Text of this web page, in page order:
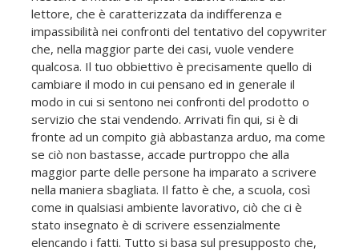
lettore, che è caratterizzata da indifferenza e
impassibilità nei confronti del tentativo del copywriter
che, nella maggior parte dei casi, vuole vendere
qualcosa. Il tuo obbiettivo è precisamente quello di
cambiare il modo in cui pensano ed in generale il
modo in cui si sentono nei confronti del prodotto o
servizio che stai vendendo. Arrivati fin qui, si è di
fronte ad un compito già abbastanza arduo, ma come
se ciò non bastasse, accade purtroppo che alla
maggior parte delle persone ha imparato a scrivere
nella maniera sbagliata. Il fatto è che, a scuola, così
come in qualsiasi ambiente lavorativo, ciò che ci è
stato insegnato è di scrivere essenzialmente
elencando i fatti. Tutto si basa sul presupposto che,